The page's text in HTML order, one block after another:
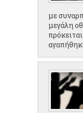
με
μεγάλη